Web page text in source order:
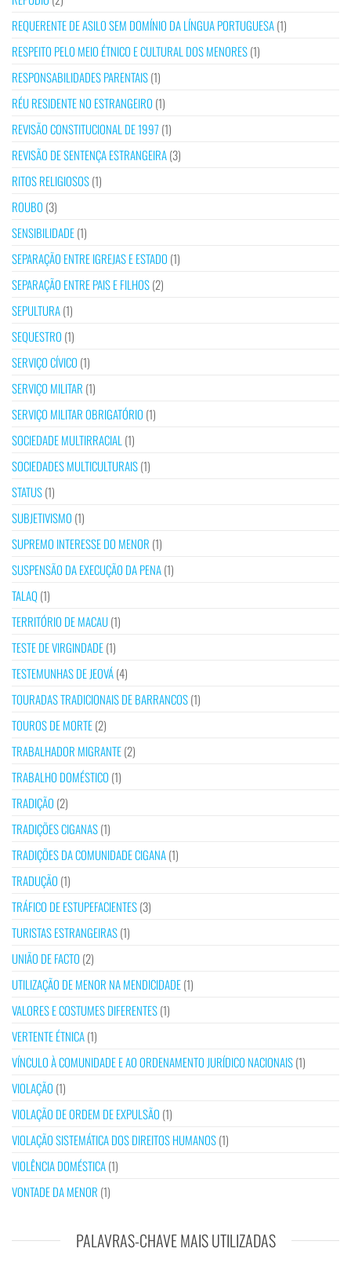
REQUERENTE DE ASILO SEM DOMÍNIO DA LÍNGUA PORTUGUESA(1)
RESPEITO PELO MEIO ÉTNICO E CULTURAL DOS MENORES(1)
RESPONSABILIDADES PARENTAIS(1)
RÉU RESIDENTE NO ESTRANGEIRO (1)
REVISÃO CONSTITUCIONAL DE 1997 (1)
REVISÃO DE SENTENÇA ESTRANGEIRA(3)
RITOS RELIGIOSOS(1)
ROUBO (3)
SENSIBILIDADE(1)
SEPARAÇÃO ENTRE IGREJAS E ESTADO (1)
SEPARAÇÃO ENTRE PAIS E FILHOS(2)
SEPULTURA(1)
SEQUESTRO (1)
SERVIÇO CÍVICO (1)
SERVIÇO MILITAR (1)
SERVIÇO MILITAR OBRIGATÓRIO (1)
SOCIEDADE MULTIRRACIAL (1)
SOCIEDADES MULTICULTURAIS(1)
STATUS(1)
SUBJETIVISMO (1)
SUPREMO INTERESSE DO MENOR (1)
SUSPENSÃO DA EXECUÇÃO DA PENA(1)
TALAQ(1)
TERRITÓRIO DE MACAU(1)
TESTE DE VIRGINDADE(1)
TESTEMUNHAS DE JEOVÁ(4)
TOURADAS TRADICIONAIS DE BARRANCOS(1)
TOUROS DE MORTE(2)
TRABALHADOR MIGRANTE(2)
TRABALHO DOMÉSTICO (1)
TRADIÇÃO (2)
TRADIÇÕES CIGANAS(1)
TRADIÇÕES DA COMUNIDADE CIGANA(1)
TRADUÇÃO (1)
TRÁFICO DE ESTUPEFACIENTES(3)
TURISTAS ESTRANGEIRAS(1)
UNIÃO DE FACTO (2)
UTILIZAÇÃO DE MENOR NA MENDICIDADE(1)
VALORES E COSTUMES DIFERENTES(1)
VERTENTE ÉTNICA(1)
VÍNCULO À COMUNIDADE E AO ORDENAMENTO JURÍDICO NACIONAIS(1)
VIOLAÇÃO (1)
VIOLAÇÃO DE ORDEM DE EXPULSÃO (1)
VIOLAÇÃO SISTEMÁTICA DOS DIREITOS HUMANOS(1)
VIOLÊNCIA DOMÉSTICA(1)
VONTADE DA MENOR (1)
PALAVRAS-CHAVE MAIS UTILIZADAS